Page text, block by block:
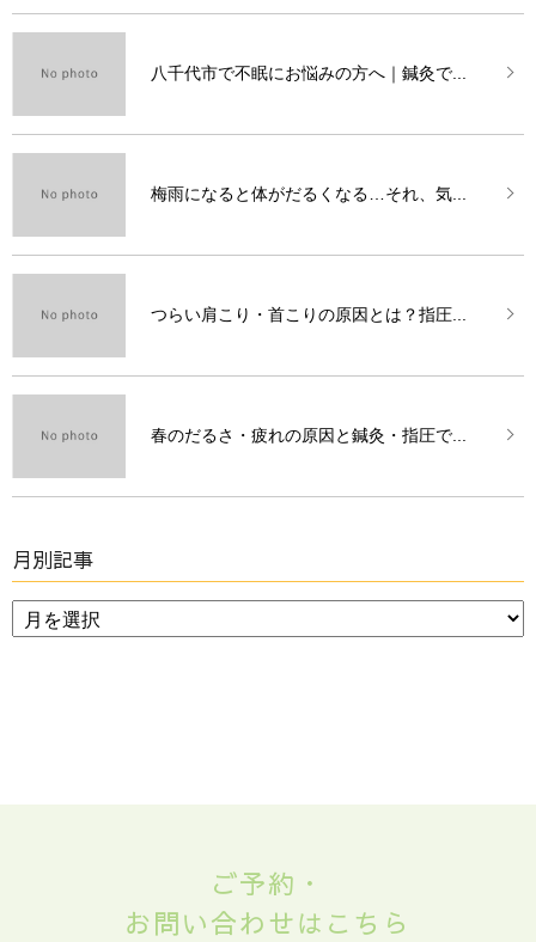
八千代市で不眠にお悩みの方へ｜鍼灸で...
梅雨になると体がだるくなる…それ、気...
つらい肩こり・首こりの原因とは？指圧...
春のだるさ・疲れの原因と鍼灸・指圧で...
月別記事
ご予約・
お問い合わせはこちら